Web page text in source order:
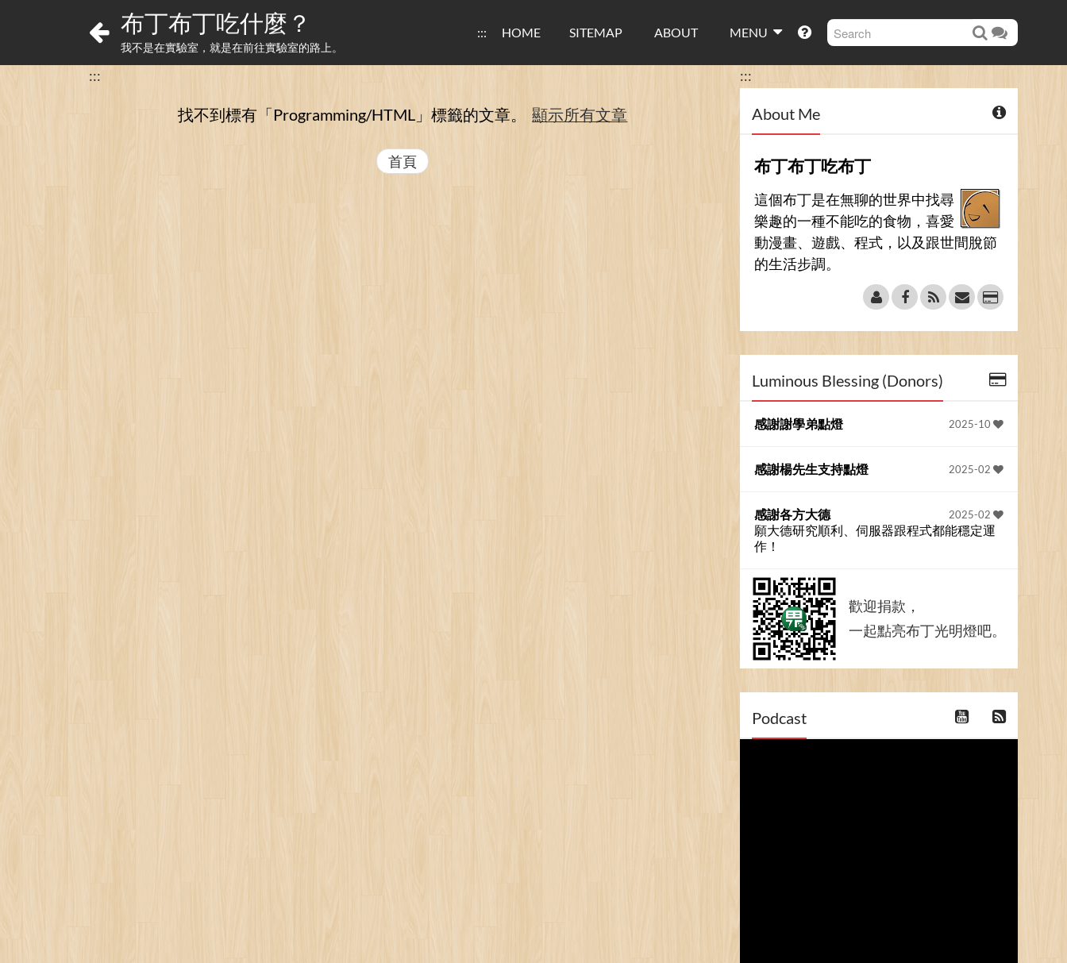
布丁布丁吃什麼？
我不是在實驗室，就是在前往實驗室的路上。
::: HOME SITEMAP ABOUT MENU
:::
找不到標有「Programming/HTML」 標籤的文章。 顯示所有文章
首頁
:::
About Me
布丁布丁吃布丁
這個布丁是在無聊的世界中找尋
樂趣的一種不能吃的食物，喜愛
動漫畫、遊戲、程式，以及跟世間脫節
的生活步調。
Luminous Blessing (Donors)
2025-10
感謝謝學弟點燈
2025-02
感謝楊先生支持點燈
2025-02
感謝各方大德
願大德研究順利、伺服器跟程式都能穩定運
作！
歡迎捐款，
一起點亮布丁光明燈吧。
Podcast